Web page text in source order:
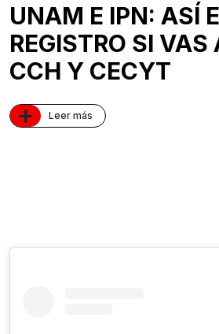
UNAM E IPN: ASÍ
REGISTRO SI VAS
CCH Y CECYT
+ Leer más